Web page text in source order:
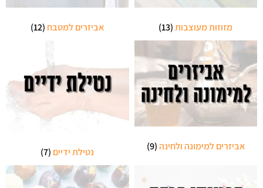
מזוזות מעוצבות(13) אביזרים למטבח (12)
אביזרים למימונה ולחינה(9) נטילת ידיים (7)